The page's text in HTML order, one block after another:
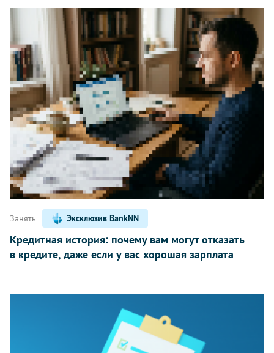
Занять Эксклюзив BankNN
Кредитная история: почему вам могут отказать
в кредите, даже если у вас хорошая зарплата